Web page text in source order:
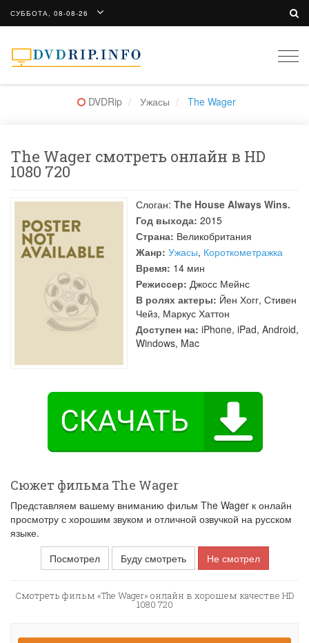
СУББОТА, 08-08-26
DVDRip Ужасы The Wager
The Wager смотреть онлайн в HD
1080 720
Слоган: The House Always Wins.
Год выхода: 2015
Страна: Великобритания
Жанр: Ужасы, Короткометражка
Время: 14 мин
Режиссер: Джосс Мейнс
В ролях актеры: Йен Хогг, Стивен
Чейз, Маркус Хаттон
Доступен на: iPhone, iPad, Android,
Windows, Mac
Сюжет фильма The Wager
Представляем вашему вниманию фильм The Wager к онлайн
просмотру с хорошим звуком и отличной озвучкой на русском
языке.
Посмотрел
Буду смотреть Не смотрел
Смотреть фильм «The Wager» онлайн в хорошем качестве HD
1080 720